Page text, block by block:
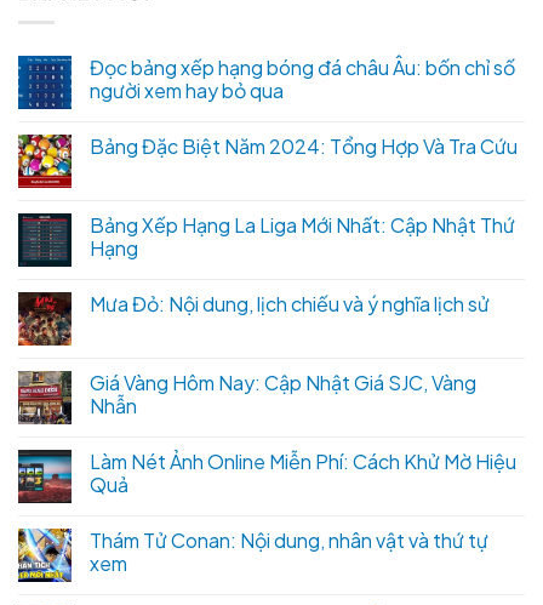
Đọc bảng xếp hạng bóng đá châu Âu: bốn chỉ số
người xem hay bỏ qua
Bảng Đặc Biệt Năm 2024: Tổng Hợp Và Tra Cứu
Bảng Xếp Hạng La Liga Mới Nhất: Cập Nhật Thứ
Hạng
Mưa Đỏ: Nội dung, lịch chiếu và ý nghĩa lịch sử
Giá Vàng Hôm Nay: Cập Nhật Giá SJC, Vàng
Nhẫn
Làm Nét Ảnh Online Miễn Phí: Cách Khử Mờ Hiệu
Quả
Thám Tử Conan: Nội dung, nhân vật và thứ tự
xem